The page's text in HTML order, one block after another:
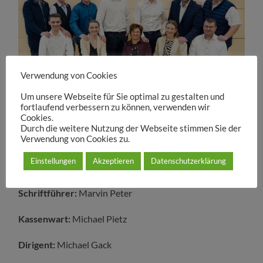
1. Vorsitzender:Marcel Bayer
2. Vorsitzender: Johannes Friedlein
Schriftführer: Marvin Peter
Kassenwart: Michael Pietz
Dirigent: Michael Gack
Verwendung von Cookies
Um unsere Webseite für Sie optimal zu gestalten und
fortlaufend verbessern zu können, verwenden wir
Cookies.
Durch die weitere Nutzung der Webseite stimmen Sie der
Verwendung von Cookies zu.
Einstellungen Akzeptieren Datenschutzerklärung